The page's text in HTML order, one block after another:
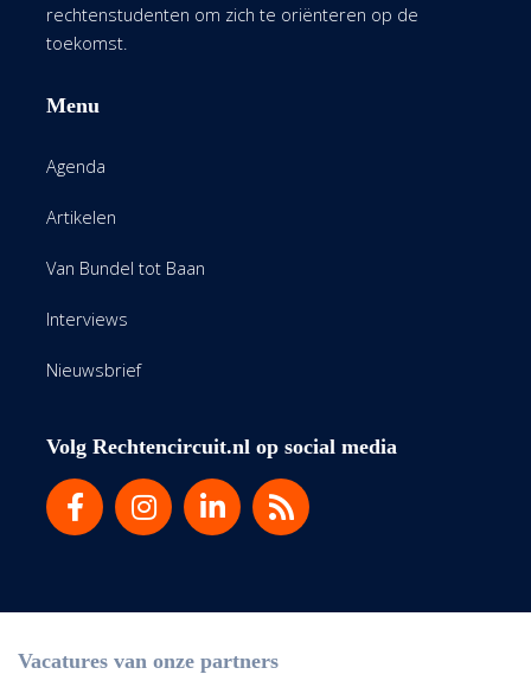
rechtenstudenten om zich te oriënteren op de
toekomst.
Menu
Agenda
Artikelen
Van Bundel tot Baan
Interviews
Nieuwsbrief
Volg Rechtencircuit.nl op social media
Vacatures van onze partners